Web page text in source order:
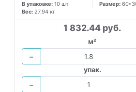
В упаковке: 10 шт Размер:
Вес: 27.94 кг
1 832.44 руб.
м²
−
упак.
−